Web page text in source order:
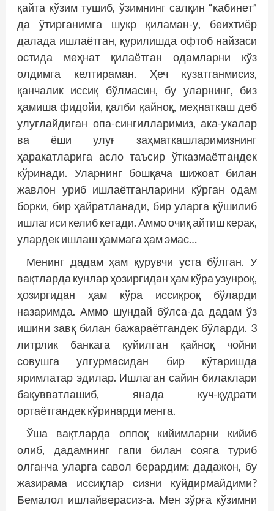
қайта кўзим тушиб, ўзимнинг салқин “кабинет”
да ўтирганимга шукр қиламан-у, беихтиёр
далада ишлаётган, қурилишда офтоб найзаси
остида меҳнат қилаётган одамларни кўз
олдимга келтираман. Ҳеч кузатганмисиз,
қанчалик иссиқ бўлмасин, бу уларнинг, биз
ҳамиша фидойи, қалби қайноқ, меҳнаткаш деб
улуғлайдиган опа-сингилларимиз, ака-укалар
ва ёши улуғ заҳматкашларимизнинг
ҳаракатларига асло таъсир ўтказмаётгандек
кўринади. Уларнинг бошқача шижоат билан
жавлон уриб ишлаётганларини кўрган одам
борки, бир ҳайратланади, бир уларга қўшилиб
ишлагиси келиб кетади. Аммо очиқ айтиш керак,
улардек ишлаш ҳаммага ҳам эмас…
Менинг дадам ҳам қурувчи уста бўлган. У
вақтларда кунлар ҳозиргидан ҳам кўра узунроқ,
ҳозиргидан ҳам кўра иссиқроқ бўларди
назаримда. Аммо шундай бўлса-да дадам ўз
ишини завқ билан бажараётгандек бўларди. 3
литрлик банкага қуйилган қайноқ чойни
совушга улгурмасидан бир кўтаришда
яримлатар эдилар. Ишлаган сайин билаклари
бақувватлашиб, янада куч-қудрати
ортаётгандек кўринарди менга.
Ўша вақтларда оппоқ кийимларни кийиб
олиб, дадамнинг гапи билан сояга туриб
олганча уларга савол берардим: дадажон, бу
жазирама иссиқлар сизни куйдирмайдими?
Бемалол ишлайверасиз-а. Мен зўрға кўзимни